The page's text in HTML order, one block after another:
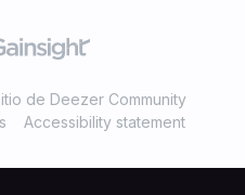
de Deezer Community
Accessibility statement